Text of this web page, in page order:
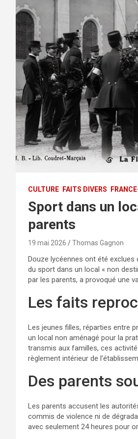
CULTURE FAITS DIVERS
Sport dans un
parents
19 mai 2026 Thomas Gagnon
Douze lycéennes ont été exclues
du sport dans un local « non
par les parents, a provoqué une
Les faits
Les jeunes filles, réparties entre
un local non aménagé pour la
transmis aux familles, ces
règlement intérieur de
Des parents
Les parents accusent les
commis de violence ni de
avec seulement 24 heures pour